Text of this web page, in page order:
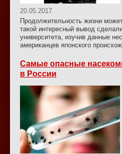
20.05.2017
Продолжительность жизни
такой интересный вывод
университета, изучив данные
американцев японского
Самые опасные
в России